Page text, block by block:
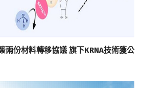
兩份材料轉移協議 旗下KRNA技術獲公